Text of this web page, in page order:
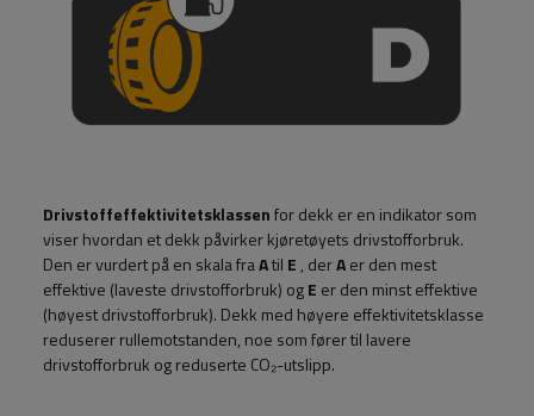
Drivstoffeffektivitetsklassenfor dekk er en indikator som
viser hvordan et dekk påvirker kjøretøyets drivstofforbruk.
Den er vurdert på en skala fraAtil E, derAer den mest
effektive (laveste drivstofforbruk) ogE er den minst effektive
(høyest drivstofforbruk). Dekk med høyere effektivitetsklasse
reduserer rullemotstanden, noe som fører til lavere
drivstofforbruk og reduserte CO₂-utslipp.